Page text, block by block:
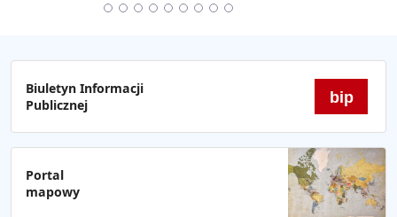
Biuletyn Informacji
Publicznej
bip
Portal
mapowy